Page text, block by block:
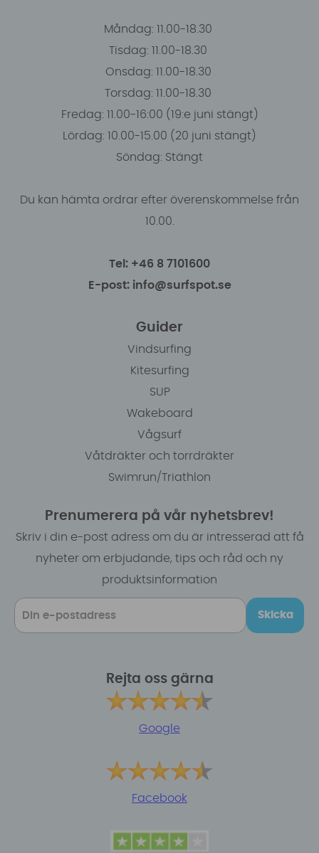
Måndag: 11.00-18.30
Tisdag: 11.00-18.30
Onsdag: 11.00-18.30
Torsdag: 11.00-18.30
Fredag: 11.00-16:00 (19:e juni stängt)
Lördag: 10.00-15.00 (20 juni stängt)
Söndag: Stängt
Du kan hämta ordrar efter överenskommelse från
10.00.
Tel: +46 8 7101600
E-post: info@surfspot.se
Guider
Vindsurfing
Kitesurfing
SUP
Wakeboard
Vågsurf
Våtdräkter och torrdräkter
Swimrun/Triathlon
Prenumerera på vår nyhetsbrev!
Skriv i din e-post adress om du är intresserad att få
nyheter om erbjudande, tips och råd och ny
produktsinformation
Skicka
Rejta oss gärna
Google
Facebook